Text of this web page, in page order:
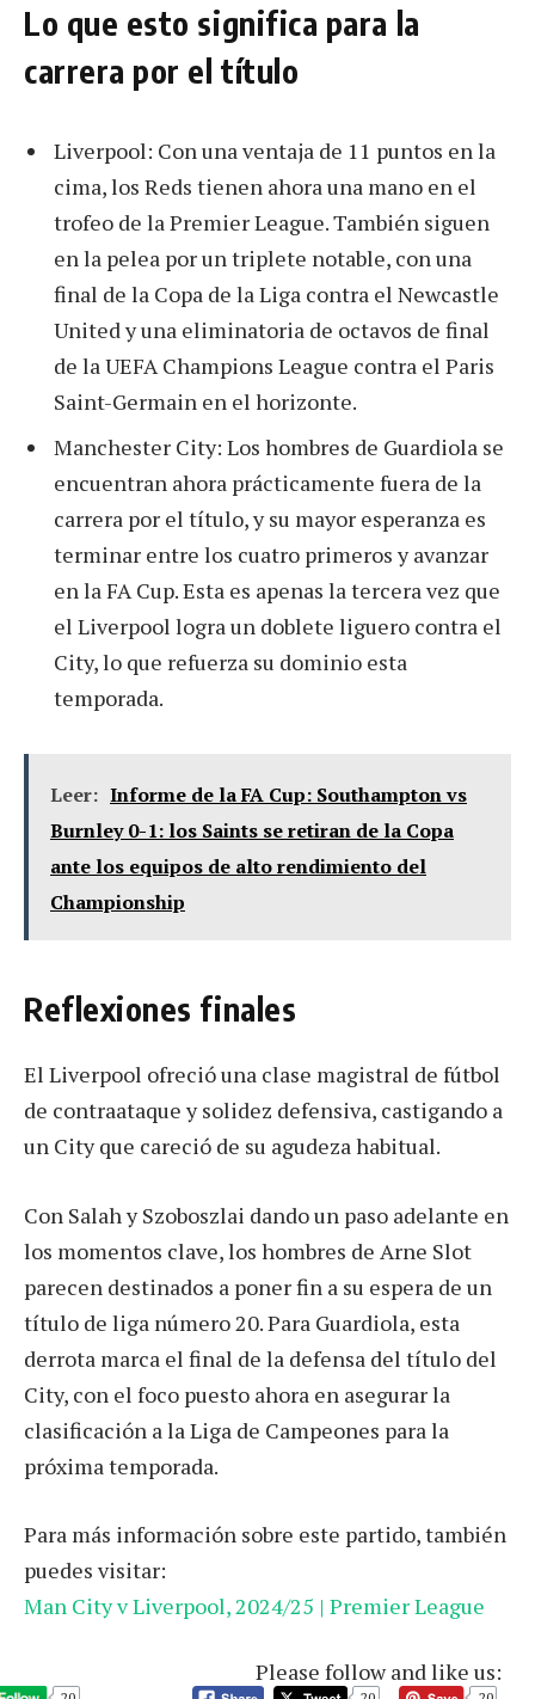
Lo que esto significa para la
carrera por el título
Liverpool: Con una ventaja de 11 puntos en la
cima, los Reds tienen ahora una mano en el
trofeo de la Premier League. También siguen
en la pelea por un triplete notable, con una
final de la Copa de la Liga contra el Newcastle
United y una eliminatoria de octavos de final
de la UEFA Champions League contra el Paris
Saint-Germain en el horizonte.
Manchester City: Los hombres de Guardiola se
encuentran ahora prácticamente fuera de la
carrera por el título, y su mayor esperanza es
terminar entre los cuatro primeros y avanzar
en la FA Cup. Esta es apenas la tercera vez que
el Liverpool logra un doblete liguero contra el
City, lo que refuerza su dominio esta
temporada.
Leer: Informe de la FA Cup: Southampton vs
Burnley 0-1: los Saints se retiran de la Copa
ante los equipos de alto rendimiento del
Championship
Reflexiones finales
El Liverpool ofreció una clase magistral de fútbol
de contraataque y solidez defensiva, castigando a
un City que careció de su agudeza habitual.
Con Salah y Szoboszlai dando un paso adelante en
los momentos clave, los hombres de Arne Slot
parecen destinados a poner fin a su espera de un
título de liga número 20. Para Guardiola, esta
derrota marca el final de la defensa del título del
City, con el foco puesto ahora en asegurar la
clasificación a la Liga de Campeones para la
próxima temporada.
Para más información sobre este partido, también
puedes visitar:
Man City v Liverpool, 2024/25 | Premier League
Please follow and like us: